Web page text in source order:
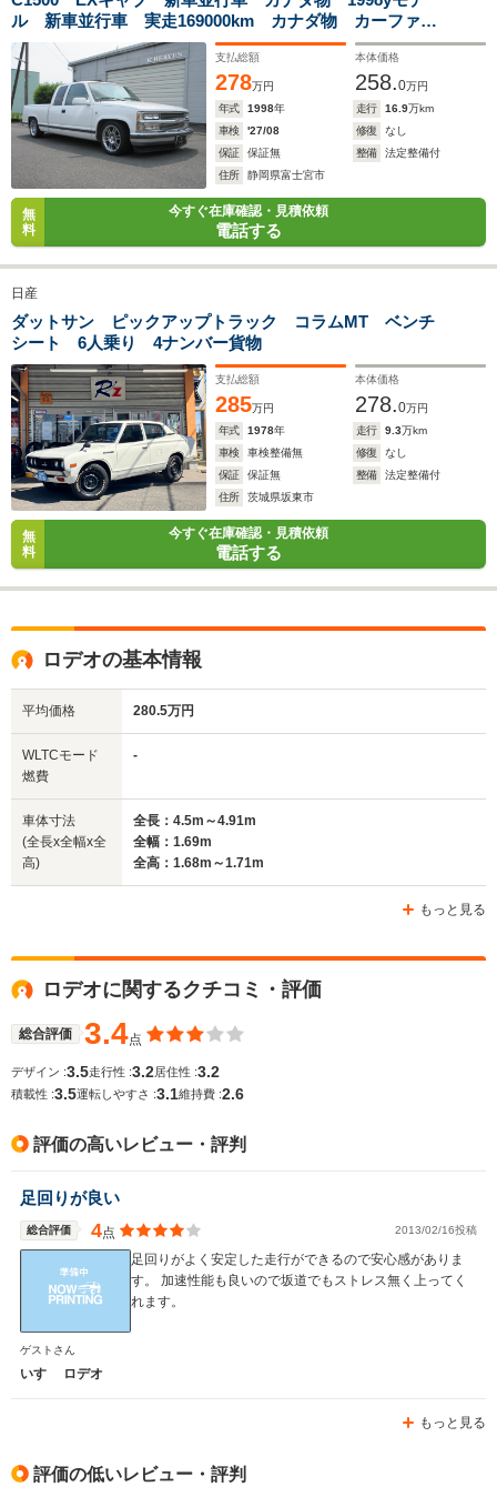
排気量
駆動方式
3059cc
4WD
1998～3153cc 1994～
ル 新車並行車 実走169000km カナダ物 カーファッ
クス付き 1ナンバー登録 外18インチAW ローダウン
Cノッチ ベンチシート
支払総額
278万円
本体価格
258.0万円
年式
1998年 走行 16.9万km
車検
'27/08 修復
なし
保証
保証無 整備
法定整備付
住所
静岡県富士宮市
無
料
今すぐ在庫確認・見積依頼
電話する
日産
ダットサン ピックアップトラック コラムMT ベンチ
シート 6人乗り 4ナンバー貨物
支払総額
285万円
本体価格
278.0万円
年式
1978年 走行 9.3万km
車検
車検整備無 修復
なし
保証
保証無 整備
法定整備付
住所
茨城県坂東市
無
料
今すぐ在庫確認・見積依頼
電話する
ロデオの基本情報
平均価格 280.5万円
WLTCモード
燃費
-
車体寸法
(全長x全幅x全
高)
全長：4.5m～4.91m
全幅：1.69m
全高：1.68m～1.71m
もっと見る
ロデオに関するクチコミ・評価
総合評価 3.4点
デザイン :3.5走行性 :3.2居住性 :3.2
積載性 :3.5運転しやすさ :3.1維持費 :2.6
評価の高いレビュー・評判
足回りが良い
総合評価 4点 2013/02/16投稿
足回りがよく安定した走行ができるので安心感がありま
す。 加速性能も良いので坂道でもストレス無く上ってく
れます。
ゲストさん
いすゞ ロデオ
もっと見る
評価の低いレビュー・評判